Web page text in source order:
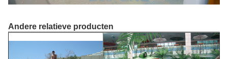
Andere relatieve producten